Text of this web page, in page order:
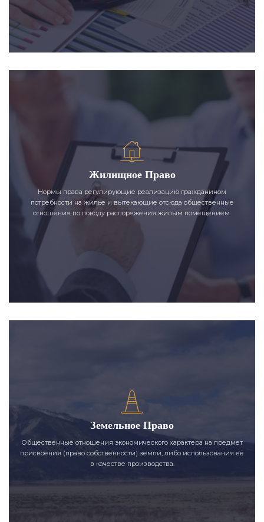
Жилищное Право
Нормы права регулирующие реализацию гражданином
потребности на жилье и вытекающие отсюда общественные
отношения по поводу распоряжения жилым помещением.
Земельное Право
Общественные отношения экономического характера на предмет
присвоения (право собственности) земли, либо использования её
в качестве производства.